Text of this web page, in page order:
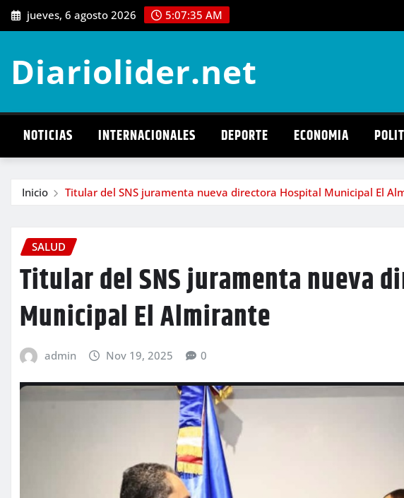
Saltar
al
jueves, 6 agosto 2026 5:07:37 AM
Diariolider.net
NOTICIAS INTERNACIONALES DEPORTE ECONOMIA
Inicio Titular del SNS juramenta nueva directora Hospital Municipal El
SALUD
Titular del SNS juramenta nueva
Municipal El Almirante
admin Nov 19, 2025 0